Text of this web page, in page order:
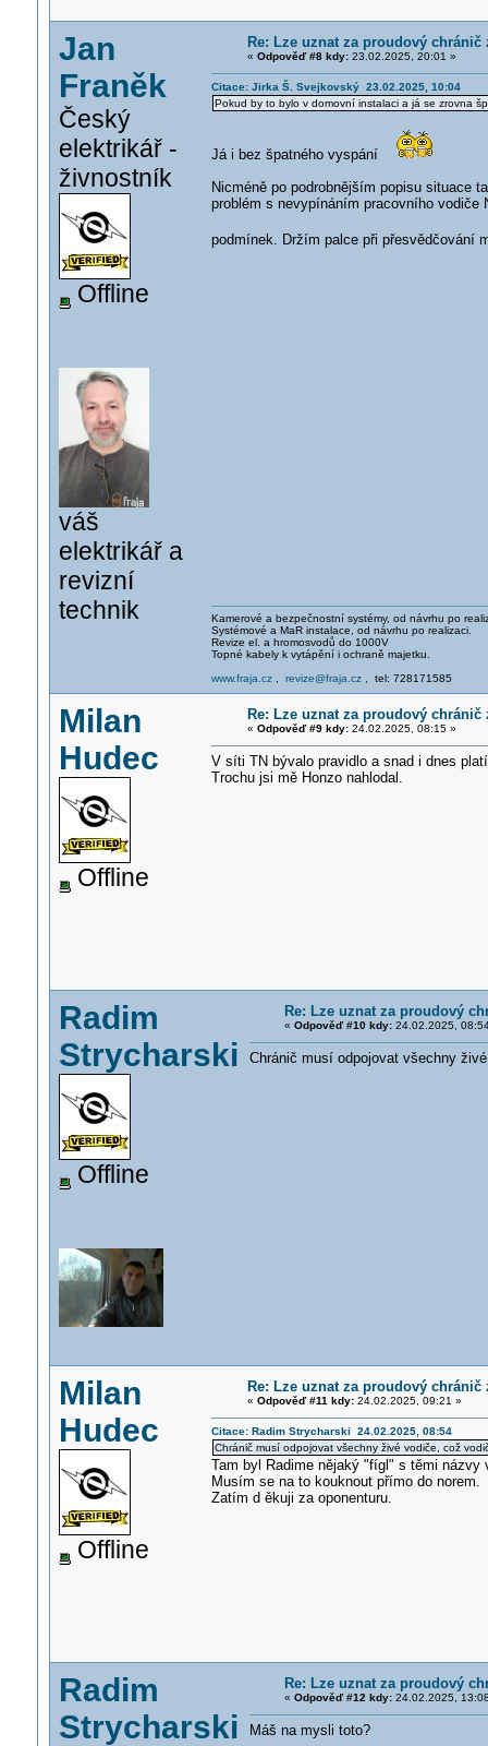
Jan
Franěk
Český
elektrikář -
živnostník
Offline
váš
elektrikář a
revizní
technik
Re: Lze uznat za proudový
« Odpověď #8 kdy:23.02.2025, 20:01 »
Citace: Jirka Š. Svejkovský 23.02.2025, 10:04
Pokud by to bylo v domovní instalaci a já se zrovna
Já i bez špatného vyspání
Nicméně po podrobnějším popisu situace
problém s nevypínáním pracovního
podmínek. Držím palce při přesvědčování
Kamerové a bezpečnostní systémy, od návrhu po
Systémové a MaR instalace, od návrhu po realizaci.
Revize el. a hromosvodů do 1000V
Topné kabely k vytápění i ochraně majetku.
www.fraja.cz, revize@fraja.cz, tel: 728171585
Milan
Hudec
Offline
Re: Lze uznat za proudový
« Odpověď #9 kdy:24.02.2025, 08:15 »
V síti TN bývalo pravidlo a snad i dnes
Trochu jsi mě Honzo nahlodal.
Radim
Strycharski
Offline
Re: Lze uznat za proudový
« Odpověď #10 kdy:24.02.2025,
Chránič musí odpojovat všechny
Milan
Hudec
Offline
Re: Lze uznat za proudový
« Odpověď #11 kdy:24.02.2025, 09:21 »
Citace: Radim Strycharski 24.02.2025, 08:54
Chránič musí odpojovat všechny živé vodiče, což
Tam byl Radime nějaký "fígl" s těmi
Musím se na to kouknout přímo do norem.
Zatím d ěkuji za oponenturu.
Radim
Strycharski
Re: Lze uznat za proudový
« Odpověď #12 kdy:24.02.2025,
Máš na mysli toto?